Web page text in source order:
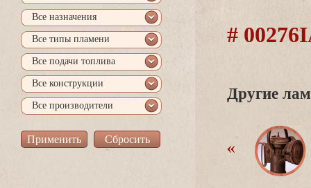
се назначения
се типы пламени
се подачи топлива
се конструкции
се производители
#
Другие